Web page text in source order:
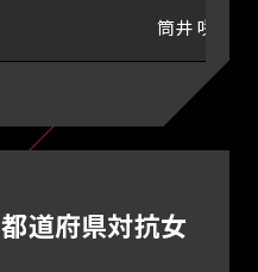
筒井 咲帆
道府県対抗女